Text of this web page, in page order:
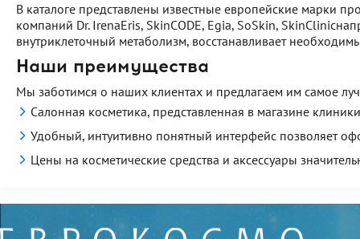
В каталоге представлены известные европейские марки
компаний Dr. IrenaEris, SkinCODE, Egia, SoSkin,
внутриклеточный метаболизм, восстанавливает
Наши преимущества
Мы заботимся о наших клиентах и предлагаем им самое
Салонная косметика, представленная в магазине
Удобный, интуитивно понятный интерфейс позволяет
Цены на косметические средства и аксессуары